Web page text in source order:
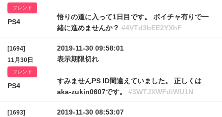
フレンド
PS4
悟りの道に入って1日目です。 ボイチャ有りで一
緒に進めませんか？ #4VTd3bEE2YXhF
[1694]
11月30日
フレンド
PS4
2019-11-30 09:58:01
表示期限切れ
すみませんPS ID間違えていました。 正しくは
aka-zukin0607です。 #3WTJXWFdiWU1N
[1693]
2019-11-30 08:53:07